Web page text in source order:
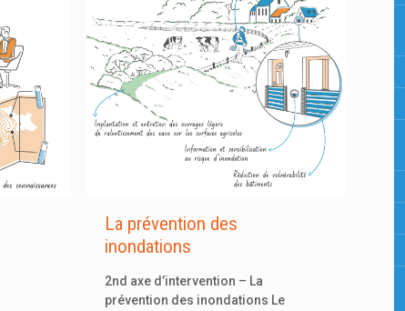
La prévention des
inondations
2nd axe d’intervention – La
prévention des inondations Le